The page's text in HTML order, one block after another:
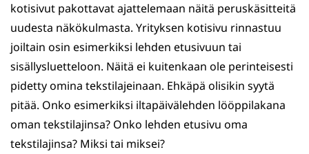
kotisivut pakottavat ajattelemaan näitä peruskäsitteitä
uudesta näkökulmasta. Yrityksen kotisivu rinnastuu
joiltain osin esimerkiksi lehden etusivuun tai
sisällysluetteloon. Näitä ei kuitenkaan ole perinteisesti
pidetty omina tekstilajeinaan. Ehkäpä olisikin syytä
pitää. Onko esimerkiksi iltapäivälehden lööppilakana
oman tekstilajinsa? Onko lehden etusivu oma
tekstilajinsa? Miksi tai miksei?